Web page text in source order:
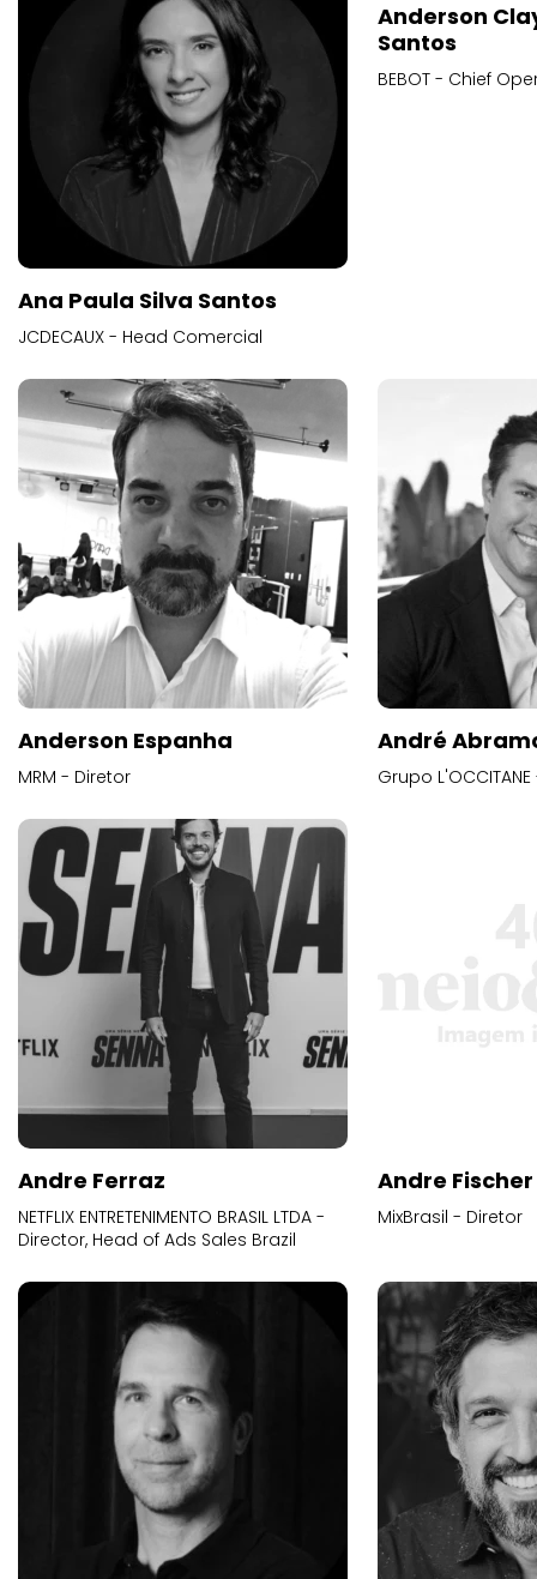
Ana Paula Silva Santos
JCDECAUX - Head Comercial
Anderson
Santos
BEBOT - Chief
Anderson Espanha
MRM - Diretor
André
Grupo
Andre Ferraz
NETFLIX ENTRETENIMENTO BRASIL LTDA -
Director, Head of Ads Sales Brazil
Andre Fischer
MixBrasil - Diretor